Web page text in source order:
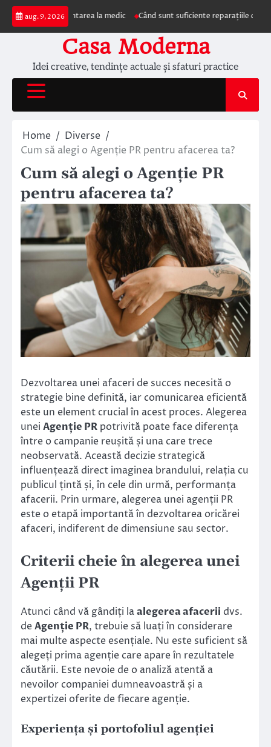
Skip
content
aug. 9, 2026
prezentarea la medic Când sunt suficiente reparațiile de acoperiș
Casa Moderna
Idei creative, tendințe actuale și sfaturi practice
Home
Diverse
Cum să alegi o Agenție PR pentru afacerea ta?
Cum să alegi o Agenție PR
pentru afacerea ta?
Dezvoltarea unei afaceri de succes necesită o
strategie bine definită, iar comunicarea eficientă
este un element crucial în acest proces. Alegerea
unei Agenție PR potrivită poate face diferența
între o campanie reușită și una care trece
neobservată. Această decizie strategică
influențează direct imaginea brandului, relația cu
publicul țintă și, în cele din urmă, performanța
afacerii. Prin urmare, alegerea unei agenții PR
este o etapă importantă în dezvoltarea oricărei
afaceri, indiferent de dimensiune sau sector.
Criterii cheie în alegerea unei
Agenții PR
Atunci când vă gândiți laalegerea afacerii dvs.
deAgenție PR, trebuie să luați în considerare
mai multe aspecte esențiale. Nu este suficient să
alegeți prima agenție care apare în rezultatele
căutării. Este nevoie de o analiză atentă a
nevoilor companiei dumneavoastră și a
expertizei oferite de fiecare agenție.
Experiența și portofoliul agenției